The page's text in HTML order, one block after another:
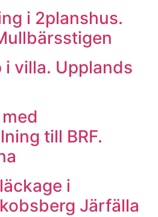
i 2planshus.
i villa. Upplands
till BRF.
i
Järfälla